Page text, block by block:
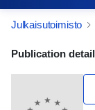
Julkaisutoimisto
Publication
Publication detail